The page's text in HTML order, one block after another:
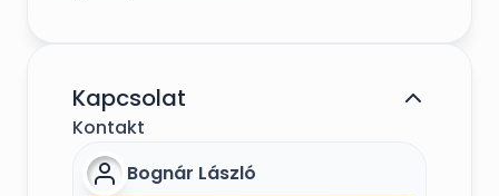
Kapcsolat
Kontakt
Bognár László